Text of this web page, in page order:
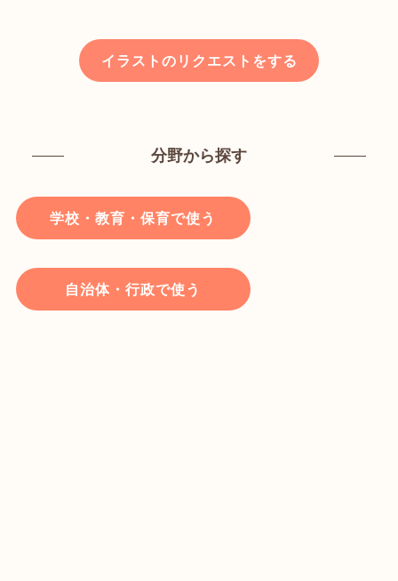
イラストのリクエストをする
分野から探す
学校・教育・保育で使う
自治体・行政で使う